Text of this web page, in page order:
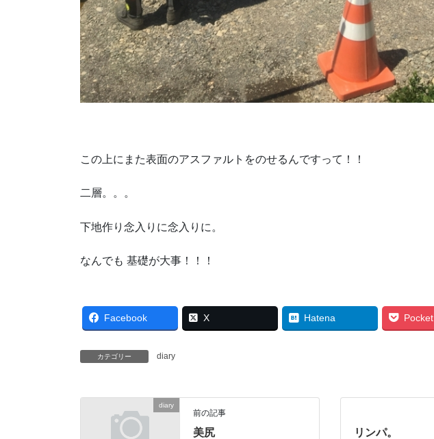
この上にまた表面のアスファルトをのせるんですって！！
二層。。。
下地作り念入りに念入りに。
なんでも 基礎が大事！！！
Facebook X Hatena Pocket
カテゴリー diary
diary
前の記事
美尻 リンパ。